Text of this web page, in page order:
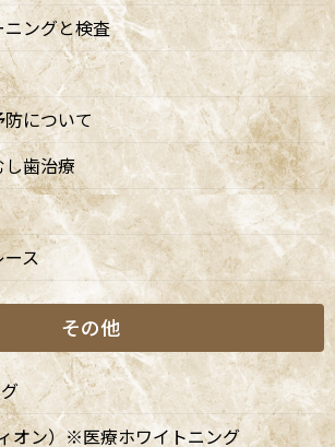
4休診、5/5・6は9:00〜15:00診療、6/14は休
04/10
矯正診療日のお知らせ
04/10
月別アーカイブ
ングと検査
について
歯治療
ス
その他
オン）※医療ホワイトニング